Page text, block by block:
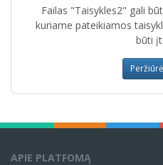
Failas "Taisykles2" gali
kuriame pateikiamos
būti
APIE PLATFOMĄ